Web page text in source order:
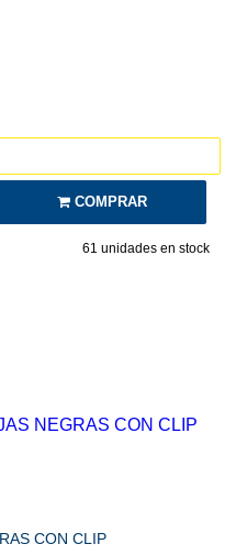
COMPRAR
61 unidades en stock
CON CLIP